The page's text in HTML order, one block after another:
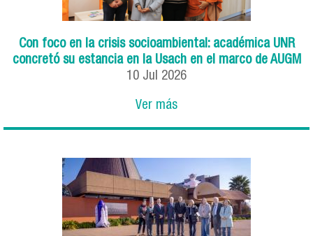
Con foco en la crisis socioambiental: académica UNR
concretó su estancia en la Usach en el marco de AUGM
10 Jul 2026
Ver más